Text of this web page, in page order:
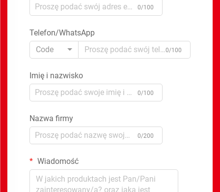
0/100
Telefon/WhatsApp
Code
0/100
Imię i nazwisko
0/100
Nazwa firmy
0/200
Wiadomość